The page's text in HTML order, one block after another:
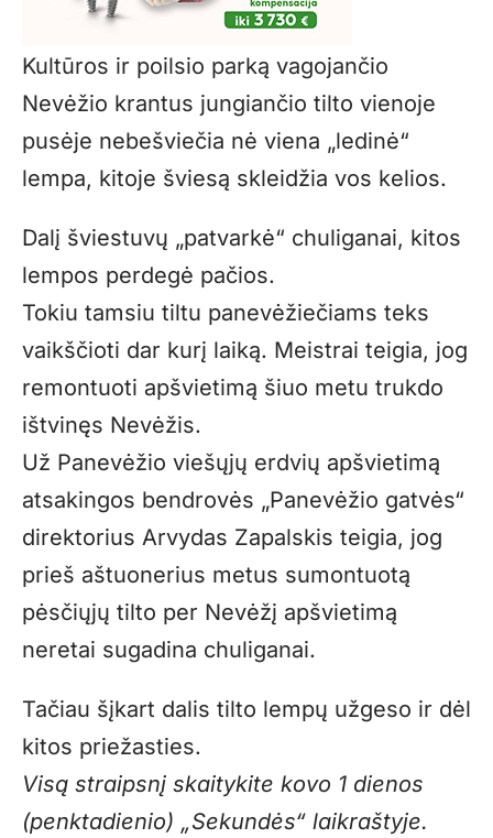
Kultūros ir poilsio parką vagojančio
Nevėžio krantus jungiančio tilto vienoje
pusėje nebešviečia nė viena „ledinė“
lempa, kitoje šviesą skleidžia vos kelios.
Dalį šviestuvų „patvarkė“ chuliganai, kitos
lempos perdegė pačios.
Tokiu tamsiu tiltu panevėžiečiams teks
vaikščioti dar kurį laiką. Meistrai teigia, jog
remontuoti apšvietimą šiuo metu trukdo
ištvinęs Nevėžis.
Už Panevėžio viešųjų erdvių apšvietimą
atsakingos bendrovės „Panevėžio gatvės“
direktorius Arvydas Zapalskis teigia, jog
prieš aštuonerius metus sumontuotą
pėsčiųjų tilto per Nevėžį apšvietimą
neretai sugadina chuliganai.
Tačiau šįkart dalis tilto lempų užgeso ir dėl
kitos priežasties.
Visą straipsnį skaitykite kovo 1 dienos
(penktadienio) „Sekundės“ laikraštyje.